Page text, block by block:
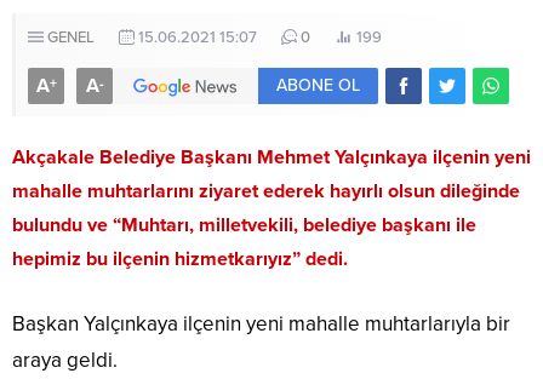
GENEL 15.06.2021 15:07 0 199
A+ A- ABONE OL
Akçakale Belediye Başkanı Mehmet Yalçınkaya ilçenin yeni
mahalle muhtarlarını ziyaret ederek hayırlı olsun dileğinde
bulundu ve “Muhtarı, milletvekili, belediye başkanı ile
hepimiz bu ilçenin hizmetkarıyız” dedi.
Başkan Yalçınkaya ilçenin yeni mahalle muhtarlarıyla bir
araya geldi.